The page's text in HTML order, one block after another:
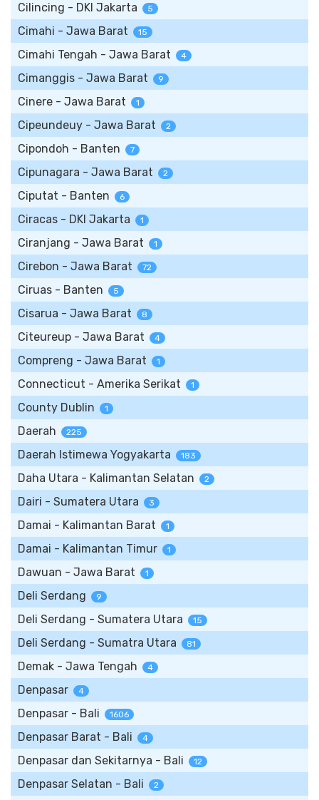
Cilincing - DKI Jakarta 5
Cimahi - Jawa Barat 15
Cimahi Tengah - Jawa Barat 4
Cimanggis - Jawa Barat 9
Cinere - Jawa Barat 1
Cipeundeuy - Jawa Barat 2
Cipondoh - Banten 7
Cipunagara - Jawa Barat 2
Ciputat - Banten 6
Ciracas - DKI Jakarta 1
Ciranjang - Jawa Barat 1
Cirebon - Jawa Barat 72
Ciruas - Banten 5
Cisarua - Jawa Barat 8
Citeureup - Jawa Barat 4
Compreng - Jawa Barat 1
Connecticut - Amerika Serikat 1
County Dublin 1
Daerah 225
Daerah Istimewa Yogyakarta 183
Daha Utara - Kalimantan Selatan 2
Dairi - Sumatera Utara 3
Damai - Kalimantan Barat 1
Damai - Kalimantan Timur 1
Dawuan - Jawa Barat 1
Deli Serdang 9
Deli Serdang - Sumatera Utara 15
Deli Serdang - Sumatra Utara 81
Demak - Jawa Tengah 4
Denpasar 4
Denpasar - Bali 1606
Denpasar Barat - Bali 4
Denpasar dan Sekitarnya - Bali 12
Denpasar Selatan - Bali 2